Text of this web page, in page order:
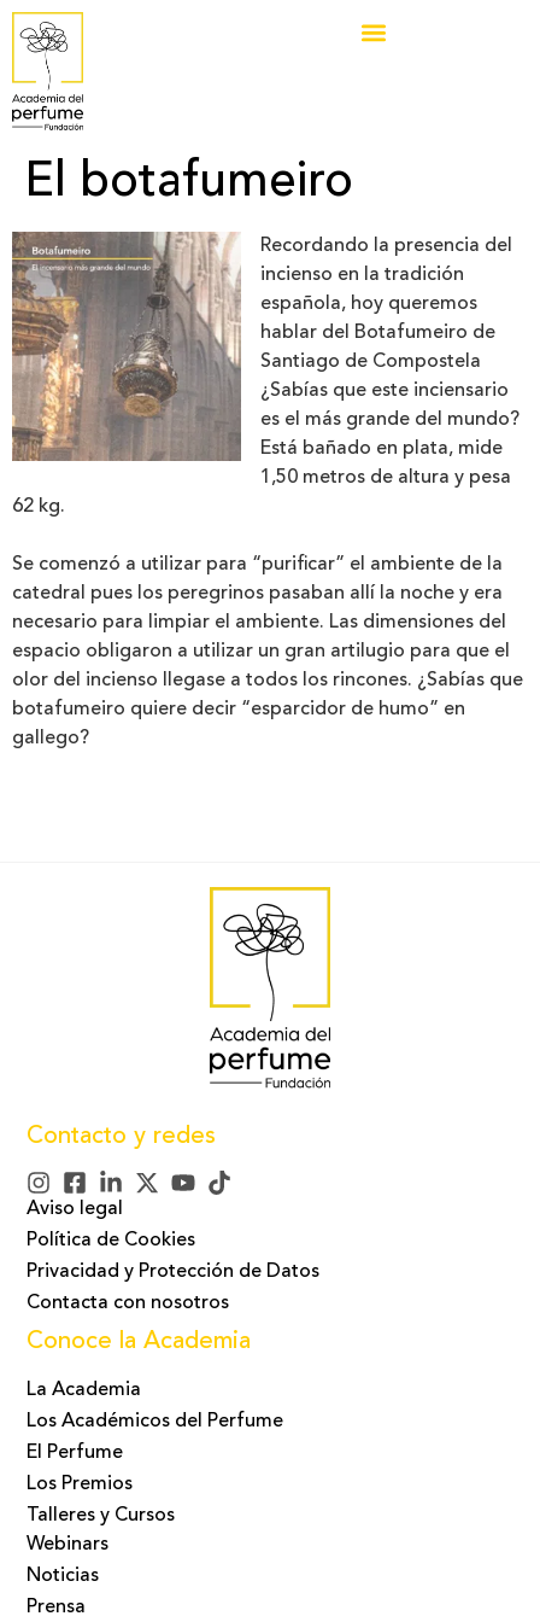
El botafumeiro
Recordando la presencia del
incienso en la tradición
española, hoy queremos
hablar del Botafumeiro de
Santiago de Compostela
¿Sabías que este inciensario
es el más grande del mundo?
Está bañado en plata, mide
1,50 metros de altura y pesa
62 kg.
Se comenzó a utilizar para “purificar” el ambiente de la
catedral pues los peregrinos pasaban allí la noche y era
necesario para limpiar el ambiente. Las dimensiones del
espacio obligaron a utilizar un gran artilugio para que el
olor del incienso llegase a todos los rincones. ¿Sabías que
botafumeiro quiere decir “esparcidor de humo” en
gallego?
Contacto y redes
Aviso legal
Política de Cookies
Privacidad y Protección de Datos
Contacta con nosotros
Conoce la Academia
La Academia
Los Académicos del Perfume
El Perfume
Los Premios
Talleres y Cursos
Webinars
Noticias
Prensa